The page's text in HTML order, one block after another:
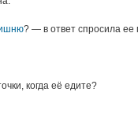
? — в ответ спросила ее
когда её едите?